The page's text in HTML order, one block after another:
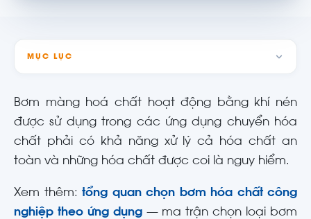
MỤC LỤC
Bơm màng hoá chất hoạt động bằng khí nén
được sử dụng trong các ứng dụng chuyển hóa
chất phải có khả năng xử lý cả hóa chất an
toàn và những hóa chất được coi là nguy hiểm.
Xem thêm: tổng quan chọn bơm hóa chất công
nghiệp theo ứng dụng— ma trận chọn loại bơm